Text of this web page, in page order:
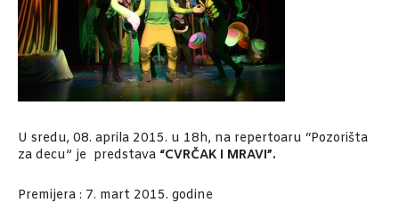
U sredu, 08. aprila 2015. u 18h, na repertoaru “Pozorišta
za decu” je predstava “CVRČAK I MRAVI”.
Premijera : 7. mart 2015. godine